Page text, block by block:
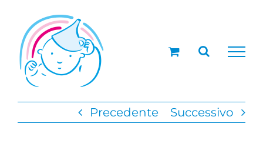
contenuto
Precedente Successivo